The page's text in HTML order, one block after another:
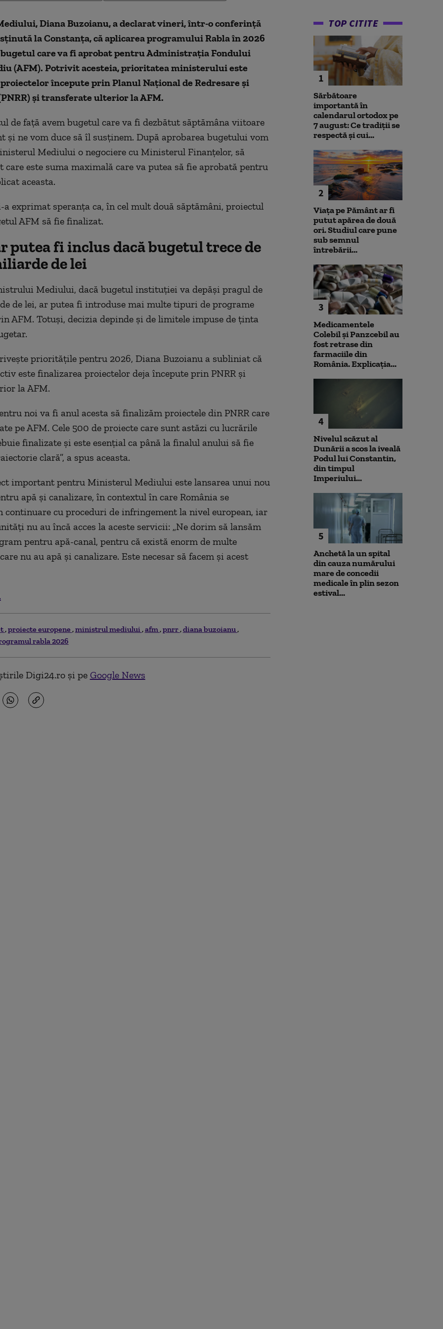
Diana Buzoianu, a declarat vineri, într-o conferință
la Constanța, că aplicarea programului Rabla în 2026
bugetul care va fi aprobat pentru Administrația Fondului
(AFM). Potrivit acesteia, prioritatea ministerului este
începute prin Planul Național de Redresare și
și transferate ulterior la AFM.
de față avem bugetul care va fi dezbătut săptămâna viitoare
și ne vom duce să îl susținem. După aprobarea bugetului vom
Mediului o negociere cu Ministerul Finanțelor, să
care este suma maximală care va putea să fie aprobată pentru
aceasta.
exprimat speranța ca, în cel mult două săptămâni, proiectul
AFM să fie finalizat.
putea fi inclus dacă bugetul trece de
de lei
Mediului, dacă bugetul instituției va depăși pragul de
de lei, ar putea fi introduse mai multe tipuri de programe
AFM. Totuși, decizia depinde și de limitele impuse de ținta
prioritățile pentru 2026, Diana Buzoianu a subliniat că
este finalizarea proiectelor deja începute prin PNRR și
la AFM.
noi va fi anul acesta să finalizăm proiectele din PNRR care
pe AFM. Cele 500 de proiecte care sunt astăzi cu lucrările
finalizate și este esențial ca până la finalul anului să fie
clară”, a spus aceasta.
important pentru Ministerul Mediului este lansarea unui nou
apă și canalizare, în contextul în care România se
continuare cu proceduri de infringement la nivel european, iar
nu au încă acces la aceste servicii: „Ne dorim să lansăm
pentru apă-canal, pentru că există enorm de multe
nu au apă și canalizare. Este necesar să facem și acest
proiecte europene ministrul mediului afm pnrr diana buzoianu
rabla 2026
Digi24.ro și pe Google News
TOP CITITE
1
Sărbătoare
importantă în
calendarul ortodox pe
7 august: Ce tradiții se
respectă și cui...
2
Viața pe Pământ ar fi
putut apărea de două
ori. Studiul care pune
sub semnul
întrebării...
3
Medicamentele
Colebil și Panzcebil au
fost retrase din
farmaciile din
România. Explicația...
4
Nivelul scăzut al
Dunării a scos la iveală
Podul lui Constantin,
din timpul
Imperiului...
5
Anchetă la un spital
din cauza numărului
mare de concedii
medicale în plin sezon
estival...